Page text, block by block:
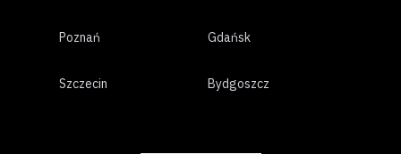
Poznań Gdańsk
Szczecin Bydgoszcz